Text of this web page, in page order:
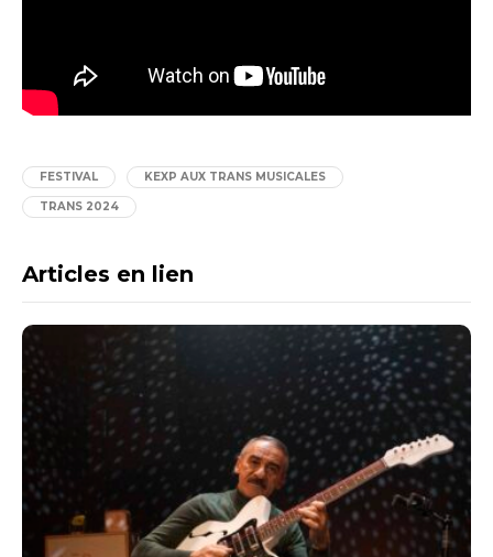
FESTIVAL KEXP AUX TRANS MUSICALES
TRANS 2024
Articles en lien